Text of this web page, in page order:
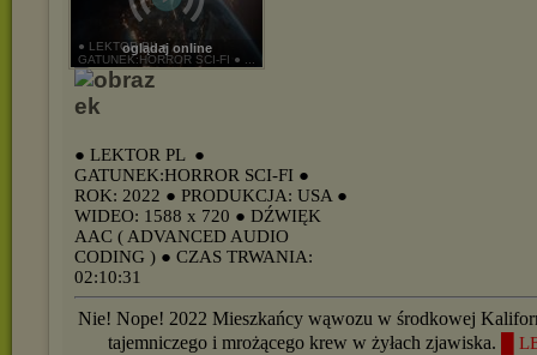
oglądaj online
● LEKTOR PL ●
GATUNEK:HORROR SCI-FI ● ...
● LEKTOR PL ●
GATUNEK:HORROR SCI-FI ●
ROK: 2022 ● PRODUKCJA: USA ●
WIDEO: 1588 x 720 ● DŹWIĘK
AAC ( ADVANCED AUDIO
CODING ) ● CZAS TRWANIA:
02:10:31
Nie! Nope! 2022 Mieszkańcy wąwozu w środkowej
tajemniczego i mrożącego krew w żyłach zjawiska.
█